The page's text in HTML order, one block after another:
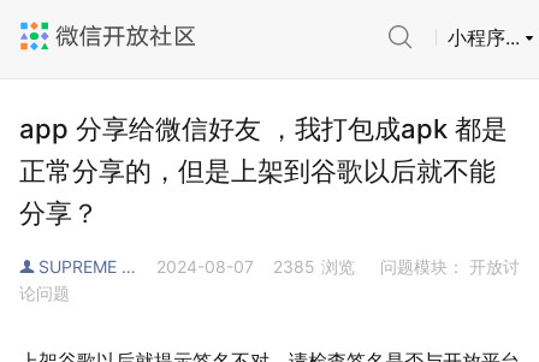
小程序...
app 分享给微信好友 ，我打包成apk 都是
正常分享的，但是上架到谷歌以后就不能
分享？
SUPREME 超 2024-08-07 2385 浏览
问题模块： 开放讨
论问题